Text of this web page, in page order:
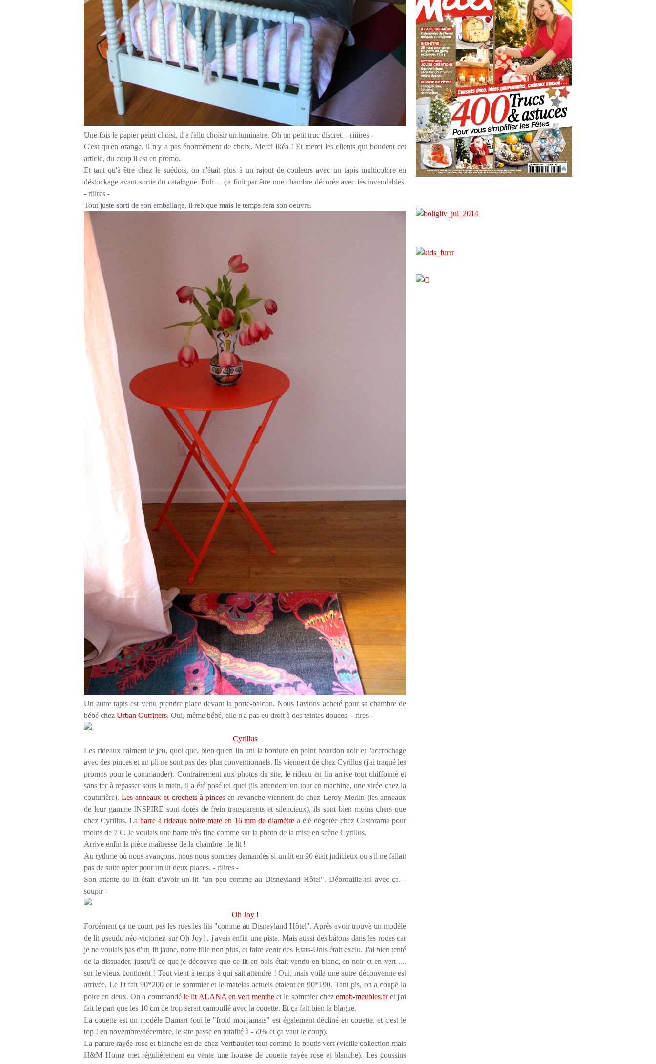
Une fois le papier peint choisi, il a fallu choisir un luminaire. Oh un petit truc discret. - riiiires -
C'est qu'en orange, il n'y a pas énormément de choix. Merci Ikéa ! Et merci les clients qui boudent cet
article, du coup il est en promo.
Et tant qu'à être chez le suédois, on n'était plus à un rajout de couleurs avec un tapis multicolore en
déstockage avant sortie du catalogue.Euh ... ça finit par être une chambre décorée avec les invendables.
- riiires -
Tout juste sorti de son emballage, il rebique mais le temps fera son oeuvre.
Un autre tapis est venu prendre place devant la porte-balcon. Nous l'avions acheté pour sa chambre de
bébé chez Urban Outfitters. Oui, même bébé, elle n'a pas eu droit à des teintes douces. - rires -
Cyrillus
Les rideaux calment le jeu, quoi que, bien qu'en lin uni la bordure en point bourdon noir et l'accrochage
avec des pinces et un pli ne sont pas des plus conventionnels. Ils viennent de chez Cyrillus (j'ai traqué les
promos pour le commander). Contrairement aux photos du site, le rideau en lin arrive tout chiffonné et
sans fer à repasser sous la main, il a été posé tel quel (ils attendent un tour en machine, une virée chez la
couturière).Les anneaux et crochets à pincesen revanche viennent de chez Leroy Merlin (les anneaux
de leur gamme INSPIRE sont dotés de frein transparents et silencieux), ils sont bien moins chers que
chez Cyrillus. La barre à rideaux noire mate en 16 mm de diamètre a été dégotée chez Castorama pour
moins de 7 €. Je voulais une barre très fine comme sur la photo de la mise en scène Cyrillus.
Arrive enfin la pièce maîtresse de la chambre : le lit !
Au rythme où nous avançons, nous nous sommes demandés si un lit en 90 était judicieux ou s'il ne fallait
pas de suite opter pour un lit deux places. - riiires -
Son attente du lit était d'avoir un lit "un peu comme au Disneyland Hôtel". Débrouille-toi avec ça. -
soupir -
Oh Joy !
Forcément ça ne court pas les rues les lits "comme au Disneyland Hôtel". Après avoir trouvé un modèle
de lit pseudo néo-victorien sur Oh Joy! , j'avais enfin une piste. Mais aussi des bâtons dans les roues car
je ne voulais pas d'un lit jaune, notre fille non plus, et faire venir des Etats-Unis était exclu. J'ai bien tenté
de la dissuader, jusqu'à ce que je découvre que ce lit en bois était vendu en blanc, en noir et en vert ....
sur le vieux continent ! Tout vient à temps à qui sait attendre ! Oui, mais voila une autre déconvenue est
arrivée. Le lit fait 90*200 or le sommier et le matelas actuels étaient en 90*190. Tant pis, on a coupé la
poire en deux. On a commandé le lit ALANA en vert mentheet le sommier chezemob-meubles.fret j'ai
fait le pari que les 10 cm de trop serait camouflé avec la couette. Et ça fait bien la blague.
La couette est un modèle Damart (oui le "froid moi jamais" est également décliné en couette, et c'est le
top ! en novembre/décembre, le site passe en totalité à -50% et ça vaut le coup).
La parure rayée rose et blanche est de chez Vertbaudet tout comme le boutis vert (vieille collection mais
H&M Home met régulièrement en vente une housse de couette rayée rose et blanche). Les coussins